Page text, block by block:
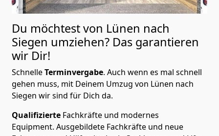
Du möchtest von Lünen nach
Siegen umziehen? Das garantieren
wir Dir!
SchnelleTerminvergabe. Auch wenn es mal schnell
gehen muss, mit Deinem Umzug von Lünen nach
Siegen wir sind für Dich da.
Qualifizierte Fachkräfte und modernes
Equipment. Ausgebildete Fachkräfte und neue